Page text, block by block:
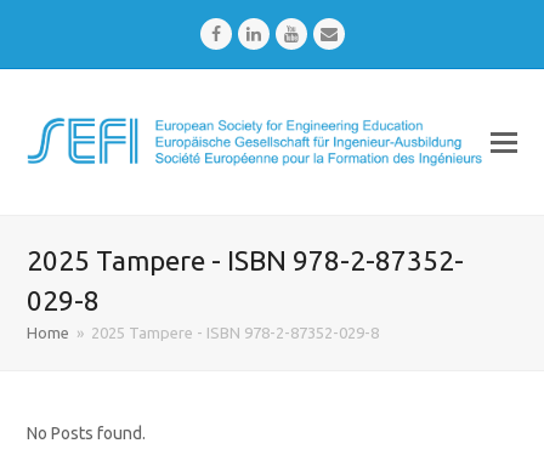
FacebookLinkedInYoutubeEmail
2025 Tampere - ISBN 978-2-87352-
029-8
Home » 2025 Tampere - ISBN 978-2-87352-029-8
No Posts found.